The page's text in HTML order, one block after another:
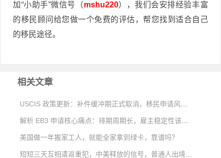
加“小助手”微信号（mshu220），我们会安排经验丰富
的移民顾问给您做一个免费的评估，帮您找到适合自己
的移民途径。
相关文章
美国做一年搬家工人，就能全家拿到绿卡，靠谱吗？